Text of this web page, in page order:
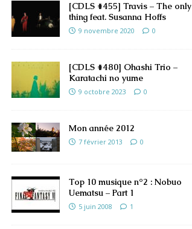
[CDLS #455] Travis – The only
thing feat. Susanna Hoffs
9 novembre 2020 0
[CDLS #480] Ohashi Trio –
Karatachi no yume
9 octobre 2023 0
Mon année 2012
7 février 2013 0
Top 10 musique n°2 : Nobuo
Uematsu – Part 1
5 juin 2008 1